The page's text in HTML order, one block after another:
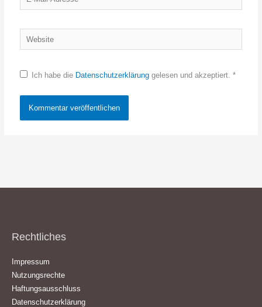
Mail-
Website
Ich habe die Datenschutzerklärunggelesen und akzeptiert. *
Rechtliches
Impressum
Nutzungsrechte
Haftungsausschluss
Datenschutzerklärung